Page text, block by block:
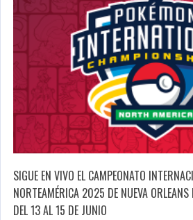
SIGUE EN VIVO EL CAMPEONATO
NORTEAMÉRICA 2025 DE NUEVA
DEL 13 AL 15 DE JUNIO